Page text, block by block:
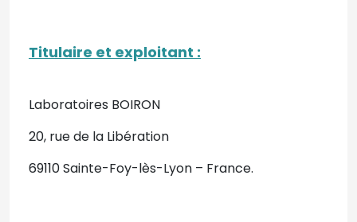
Titulaire et exploitant :
Laboratoires BOIRON
20, rue de la Libération
69110 Sainte-Foy-lès-Lyon – France.